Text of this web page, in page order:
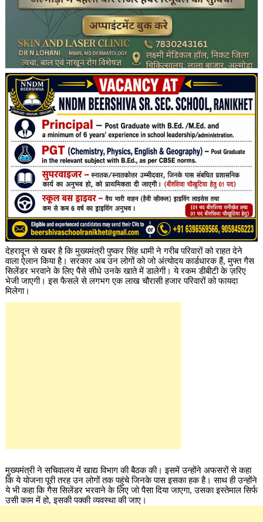
देहरादून से खबर है कि मुख्यमंत्री पुष्कर सिंह धामी ने गरीब परिवारों को राहत देने
वाला ऐलान किया है। सरकार अब उन लोगों को जो अंत्योदय कार्डधारक हैं, मुफ्त गैस
सिलेंडर भरवाने के लिए पैसे सीधे उनके खाते में डालेगी। ये रकम डीबीटी के ज़रिए
भेजी जाएगी। इस फैसले से लगभग एक लाख चौरासी हजार परिवारों को फायदा
मिलेगा।
मुख्यमंत्री ने सचिवालय में खाद्य विभाग की बैठक की। इसमें उन्होंने अफसरों से कहा
कि ये योजना पूरी तरह उन लोगों तक पहुंचे जिनके पास इसका हक है। साथ ही उन्होंने
ये भी कहा कि गैस सिलेंडर भरवाने के लिए जो पैसा दिया जाएगा, उसका इस्तेमाल सिर्फ
उसी काम में हो, इसकी पक्की व्यवस्था की जाए।